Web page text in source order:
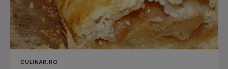
CULINAR.RO